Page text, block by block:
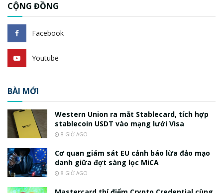
CỘNG ĐỒNG
Facebook
Youtube
BÀI MỚI
Western Union ra mắt Stablecard, tích hợp
stablecoin USDT vào mạng lưới Visa
8 GIỜ AGO
Cơ quan giám sát EU cảnh báo lừa đảo mạo
danh giữa đợt sàng lọc MiCA
8 GIỜ AGO